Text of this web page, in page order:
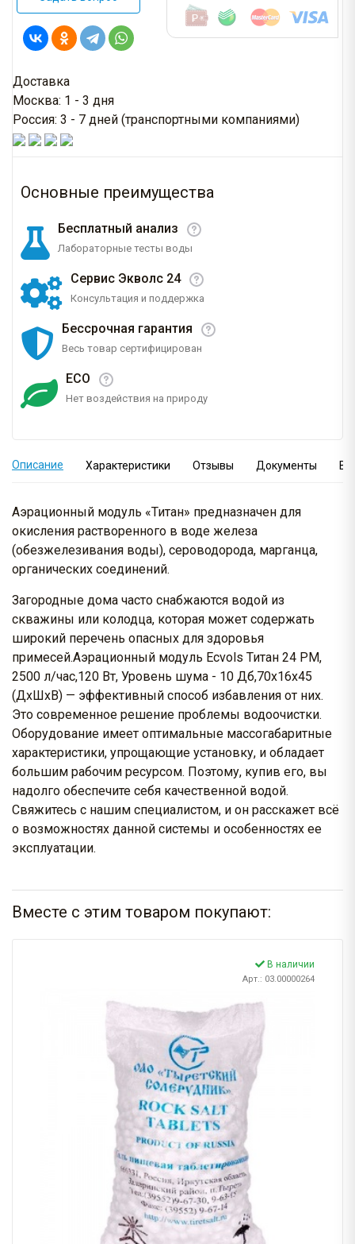
Доставка
Москва: 1 - 3 дня
Россия: 3 - 7 дней (транспортными компаниями)
Основные преимущества
Бесплатный анализ
Лабораторные тесты воды
Сервис Экволс 24
Консультация и поддержка
Бессрочная гарантия
Весь товар сертифицирован
ECO
Нет воздействия на природу
Описание Характеристики Отзывы Документы
Аэрационный модуль «Титан» предназначен для
окисления растворенного в воде железа
(обезжелезивания воды), сероводорода, марганца,
органических соединений.
Загородные дома часто снабжаются водой из
скважины или колодца, которая может содержать
широкий перечень опасных для здоровья
примесей.Аэрационный модуль Ecvols Титан 24 РМ,
2500 л/час,120 Вт, Уровень шума - 10 Дб,70х16х45
(ДхШхВ) — эффективный способ избавления от них.
Это современное решение проблемы водоочистки.
Оборудование имеет оптимальные массогабаритные
характеристики, упрощающие установку, и обладает
большим рабочим ресурсом. Поэтому, купив его, вы
надолго обеспечите себя качественной водой.
Свяжитесь с нашим специалистом, и он расскажет всё
о возможностях данной системы и особенностях ее
эксплуатации.
Вместе с этим товаром покупают:
В наличии
Арт.: 03.00000264